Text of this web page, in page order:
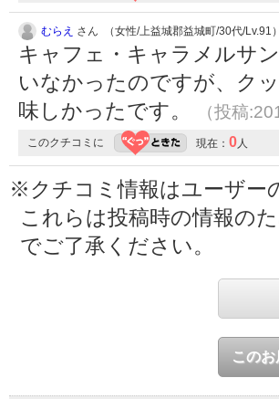
むらえ さん （女性/上益城郡益城町/30代/Lv.91）
キャフェ・キャラメルサ
いなかったのですが、ク
味しかったです。
（投稿
このクチコミに 現在： 0人
※クチコミ情報はユーザー
これらは投稿時の情報の
でご了承ください。
この